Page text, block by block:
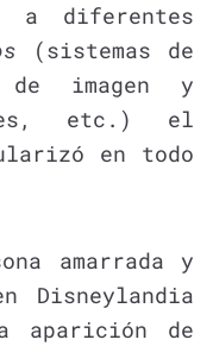
a diferentes
(sistemas de
imagen y
etc.) el
en todo
amarrada y
Disneylandia
aparición de